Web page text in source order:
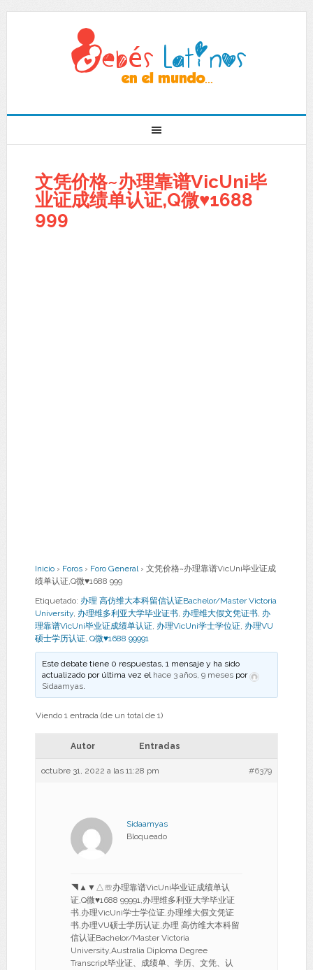
文凭价格~办理靠谱VicUni毕
业证成绩单认证,Q微♥1688
999
Inicio › Foros › Foro General › 文凭价格~办理靠谱VicUni毕业证成
绩单认证,Q微♥1688 999
Etiquetado: 办理 高仿维大本科留信认证Bachelor/Master Victoria
University, 办理维多利亚大学毕业证书, 办理维大假文凭证书, 办
理靠谱VicUni毕业证成绩单认证, 办理VicUni学士学位证, 办理VU
硕士学历认证, Q微♥1688 99991
Este debate tiene 0 respuestas, 1 mensaje y ha sido
actualizado por última vez el hace 3 años, 9 meses por
Sidaamyas.
Viendo 1 entrada (de un total de 1)
Autor Entradas
octubre 31, 2022 a las 11:28 pm #6379
Sidaamyas
Bloqueado
◥▲▼△☏办理靠谱VicUni毕业证成绩单认
证,Q微♥1688 99991,办理维多利亚大学毕业证
书,办理VicUni学士学位证,办理维大假文凭证
书,办理VU硕士学历认证,办理 高仿维大本科留
信认证Bachelor/Master Victoria
University,Australia Diploma Degree
Transcript毕业证、成绩单、学历、文凭、认